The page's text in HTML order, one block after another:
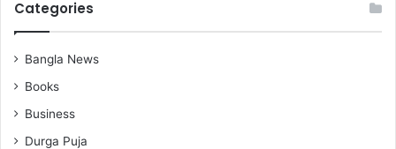
Categories
Bangla News
Books
Business
Durga Puja